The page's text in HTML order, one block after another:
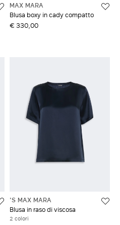
MAX MARA
Blusa boxy in cady compatto
€ 330,00
'S MAX MARA
Blusa in raso di viscosa
2 colori